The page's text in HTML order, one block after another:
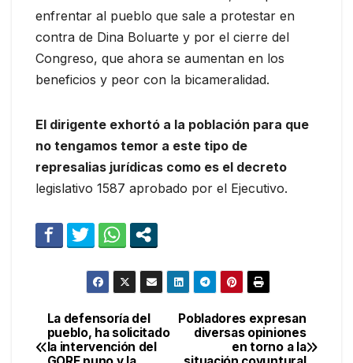
enfrentar al pueblo que sale a protestar en
contra de Dina Boluarte y por el cierre del
Congreso, que ahora se aumentan en los
beneficios y peor con la bicameralidad.
El dirigente exhortó a la población para que
no tengamos temor a este tipo de
represalias jurídicas como es el decreto
legislativo 1587 aprobado por el Ejecutivo.
Navegación Pobladores expresan
diversas opiniones
en torno a la
La defensoría del
pueblo, ha solicitado
la intervención del